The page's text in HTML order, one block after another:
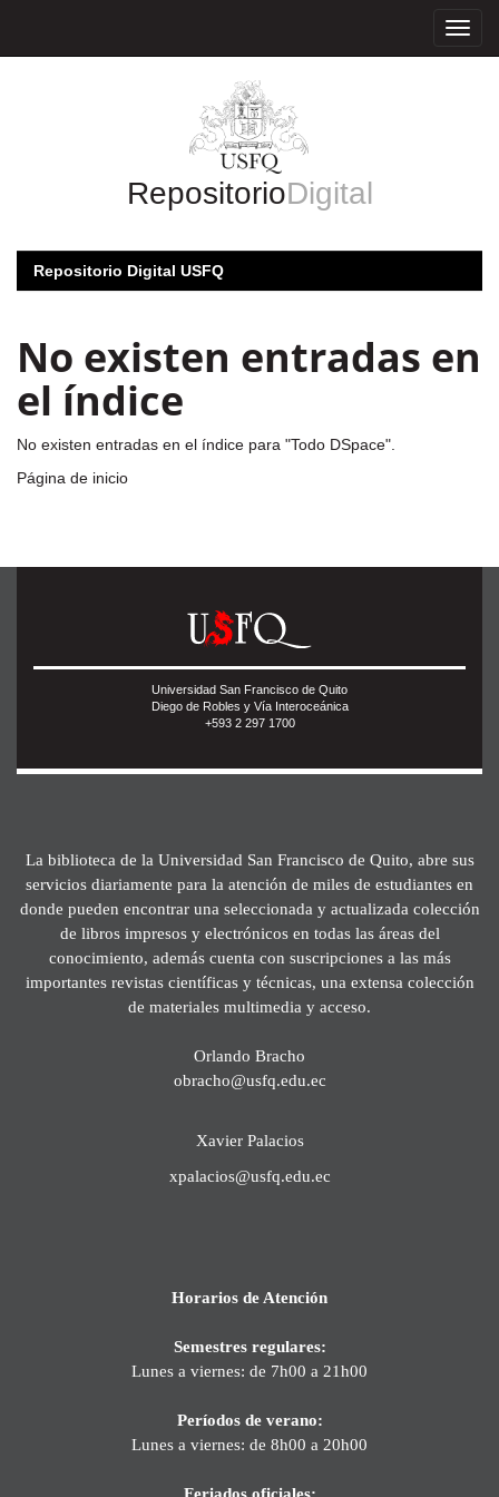
RepositorioDigital
Repositorio Digital USFQ
No existen entradas en
el índice
No existen entradas en el índice para "Todo DSpace".
Página de inicio
Universidad San Francisco de Quito
Diego de Robles y Vía Interoceánica
+593 2 297 1700
La biblioteca de la Universidad San Francisco de Quito, abre sus
servicios diariamente para la atención de miles de estudiantes en
donde pueden encontrar una seleccionada y actualizada colección
de libros impresos y electrónicos en todas las áreas del
conocimiento, además cuenta con suscripciones a las más
importantes revistas científicas y técnicas, una extensa colección
de materiales multimedia y acceso.
Orlando Bracho
obracho@usfq.edu.ec
Xavier Palacios
xpalacios@usfq.edu.ec
Horarios de Atención
Semestres regulares:
Lunes a viernes: de 7h00 a 21h00
Períodos de verano:
Lunes a viernes: de 8h00 a 20h00
Feriados oficiales: